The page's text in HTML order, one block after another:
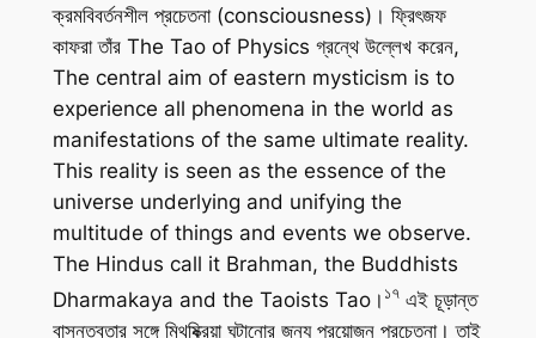
ক্রমবিবর্তনশীল প্রচেতনা (consciousness)। ফ্রিৎজফ
কাফরা তাঁর The Tao of Physics গ্রন্থে উল্লেখ করেন,
The central aim of eastern mysticism is to
experience all phenomena in the world as
manifestations of the same ultimate reality.
This reality is seen as the essence of the
universe underlying and unifying the
multitude of things and events we observe.
The Hindus call it Brahman, the Buddhists
Dharmakaya and the Taoists Tao। ১৭এই চূড়ান্ত
বাসন্তবতার সঙ্গে মিথষ্ক্রিয়া ঘটানোর জন্য প্রয়োজন প্রচেতনা। তাই